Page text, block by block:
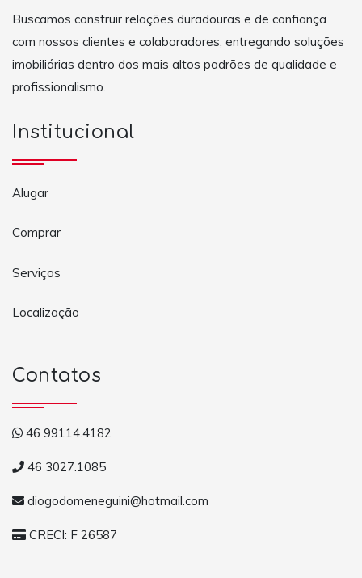
Buscamos construir relações duradouras e de confiança
com nossos clientes e colaboradores, entregando soluções
imobiliárias dentro dos mais altos padrões de qualidade e
profissionalismo.
Institucional
Alugar
Comprar
Serviços
Localização
Contatos
46 99114.4182
46 3027.1085
diogodomeneguini@hotmail.com
CRECI: F 26587